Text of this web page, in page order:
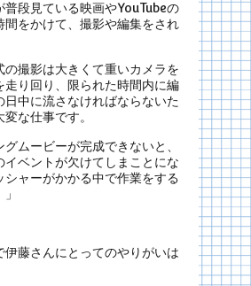
普段見ている映画やYouTubeの
間をかけて、撮影や編集をされ
の撮影は大きくて重いカメラを
走り回り、限られた時間内に編
日中に流さなければならないた
な仕事です。
グムービーが完成できないと、
イベントが欠けてしまことにな
シャーがかかる中で作業をする
伊藤さんにとってのやりがいは